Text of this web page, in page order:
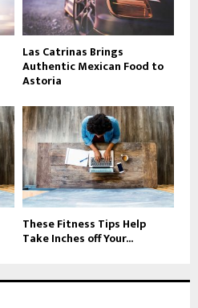
Las Catrinas Brings
Authentic Mexican Food to
Astoria
These Fitness Tips Help
Take Inches off Your...